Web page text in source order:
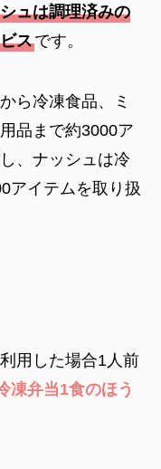
ュは調理済みの
スです。
ら冷凍食品、ミ
品まで約3000ア
、ナッシュは冷
アイテムを取り扱
用した場合1人前
凍弁当1食のほう